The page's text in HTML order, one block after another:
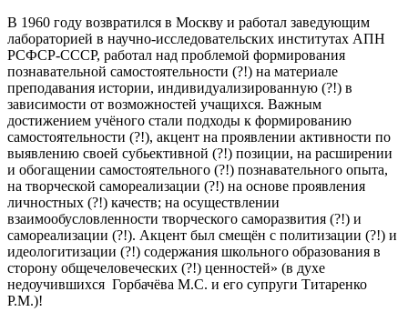
В 1960 году возвратился в Москву и работал заведующим
лабораторией в научно-исследовательских институтах АПН
РСФСР-СССР, работал над проблемой формирования
познавательной самостоятельности (?!) на материале
преподавания истории, индивидуализированную (?!) в
зависимости от возможностей учащихся. Важным
достижением учёного стали подходы к формированию
самостоятельности (?!), акцент на проявлении активности по
выявлению своей субьективной (?!) позиции, на расширении
и обогащении самостоятельного (?!) познавательного опыта,
на творческой самореализации (?!) на основе проявления
личностных (?!) качеств; на осуществлении
взаимообусловленности творческого саморазвития (?!) и
самореализации (?!). Акцент был смещён с политизации (?!) и
идеологитизации (?!) содержания школьного образования в
сторону общечеловеческих (?!) ценностей» (в духе
недоучившихся Горбачёва М.С. и его супруги Титаренко
Р.М.)!